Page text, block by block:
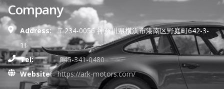
Company
Address:
〒234-0056 神奈川県横浜市港南区野庭町642-3-
1F
Tel:
045-341-0480
Website: https://ark-motors.com/